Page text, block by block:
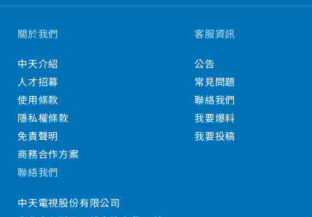
關於我們
中天介紹
人才招募
使用條款
隱私權條款
免責聲明
商務合作方案
客服資訊
公告
常見問題
聯絡我們
我要爆料
我要投稿
聯絡我們
中天電視股份有限公司